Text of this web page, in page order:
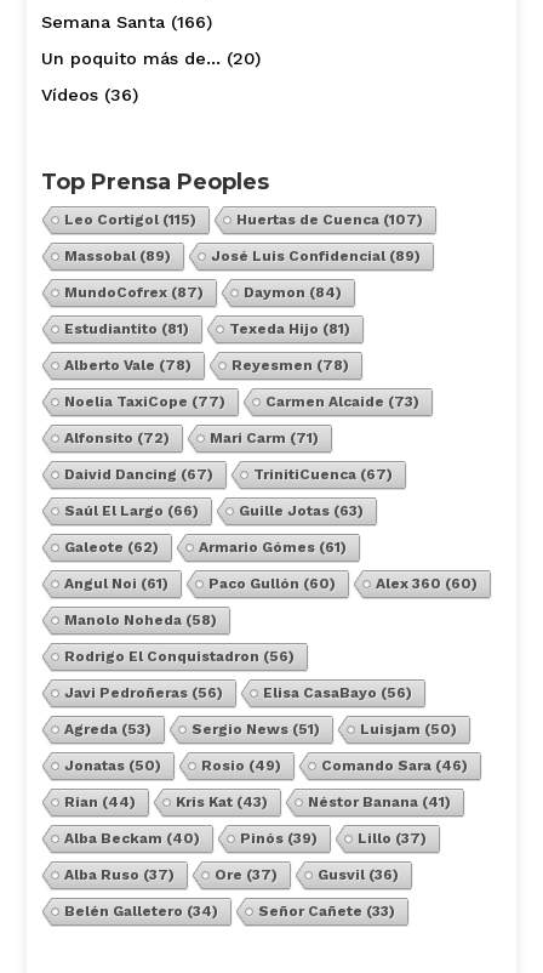
Semana Santa(166)
Un poquito más de… (20)
Vídeos(36)
Top Prensa Peoples
Leo Cortigol(115) Huertas de Cuenca(107)
Massobal(89) José Luis Confidencial(89)
MundoCofrex(87) Daymon (84)
Estudiantito (81) Texeda Hijo (81)
Alberto Vale (78) Reyesmen (78)
Noelia TaxiCope (77) Carmen Alcaide (73)
Alfonsito (72) Mari Carm (71)
Daivid Dancing (67) TrinitiCuenca(67)
Saúl El Largo (66) Guille Jotas(63)
Galeote (62) Armario Gómes(61)
Angul Noi (61) Paco Gullón (60) Alex 360 (60)
Manolo Noheda(58)
Rodrigo El Conquistadron (56)
Javi Pedroñeras(56) Elisa CasaBayo (56)
Agreda(53) Sergio News(51) Luisjam (50)
Jonatas(50) Rosio (49) Comando Sara(46)
Rian (44) Kris Kat(43) Néstor Banana(41)
Alba Beckam (40) Pinós(39) Lillo (37)
Alba Ruso (37) Ore (37) Gusvil(36)
Belén Galletero (34) Señor Cañete (33)